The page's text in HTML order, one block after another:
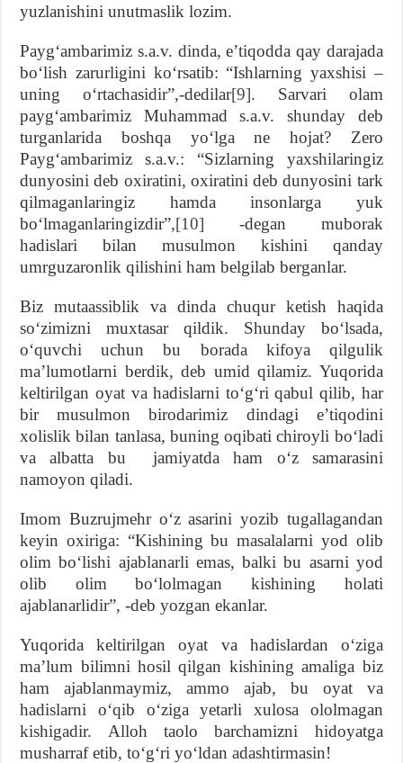
yuzlanishini unutmaslik lozim.
Paygʻambarimiz s.a.v. dinda, eʼtiqodda qay darajada
boʻlish zarurligini koʻrsatib: “Ishlarning yaxshisi –
uning oʻrtachasidir”,-dedilar[9]. Sarvari olam
paygʻambarimiz Muhammad s.a.v. shunday deb
turganlarida boshqa yoʻlga ne hojat? Zero
Paygʻambarimiz s.a.v.: “Sizlarning yaxshilaringiz
dunyosini deb oxiratini, oxiratini deb dunyosini tark
qilmaganlaringiz hamda insonlarga yuk
boʻlmaganlaringizdir”,[10] -degan muborak
hadislari bilan musulmon kishini qanday
umrguzaronlik qilishini ham belgilab berganlar.
Biz mutaassiblik va dinda chuqur ketish haqida
soʻzimizni muxtasar qildik. Shunday boʻlsada,
oʻquvchi uchun bu borada kifoya qilgulik
maʼlumotlarni berdik, deb umid qilamiz. Yuqorida
keltirilgan oyat va hadislarni toʻgʻri qabul qilib, har
bir musulmon birodarimiz dindagi eʼtiqodini
xolislik bilan tanlasa, buning oqibati chiroyli boʻladi
va albatta bu jamiyatda ham oʻz samarasini
namoyon qiladi.
Imom Buzrujmehr oʻz asarini yozib tugallagandan
keyin oxiriga: “Kishining bu masalalarni yod olib
olim boʻlishi ajablanarli emas, balki bu asarni yod
olib olim boʻlolmagan kishining holati
ajablanarlidir”, -deb yozgan ekanlar.
Yuqorida keltirilgan oyat va hadislardan oʻziga
maʼlum bilimni hosil qilgan kishining amaliga biz
ham ajablanmaymiz, ammo ajab, bu oyat va
hadislarni oʻqib oʻziga yetarli xulosa ololmagan
kishigadir. Alloh taolo barchamizni hidoyatga
musharraf etib, toʻgʻri yoʻldan adashtirmasin!